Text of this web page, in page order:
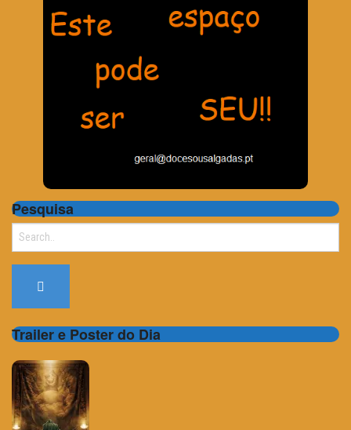
Pesquisa
Search
Trailer e Poster do Dia